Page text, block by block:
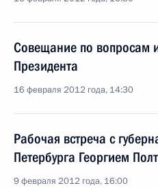
Совещание по вопросам
Президента
16 февраля 2012 года, 14:30
Рабочая встреча с
Петербурга Георгием
9 февраля 2012 года, 16:00